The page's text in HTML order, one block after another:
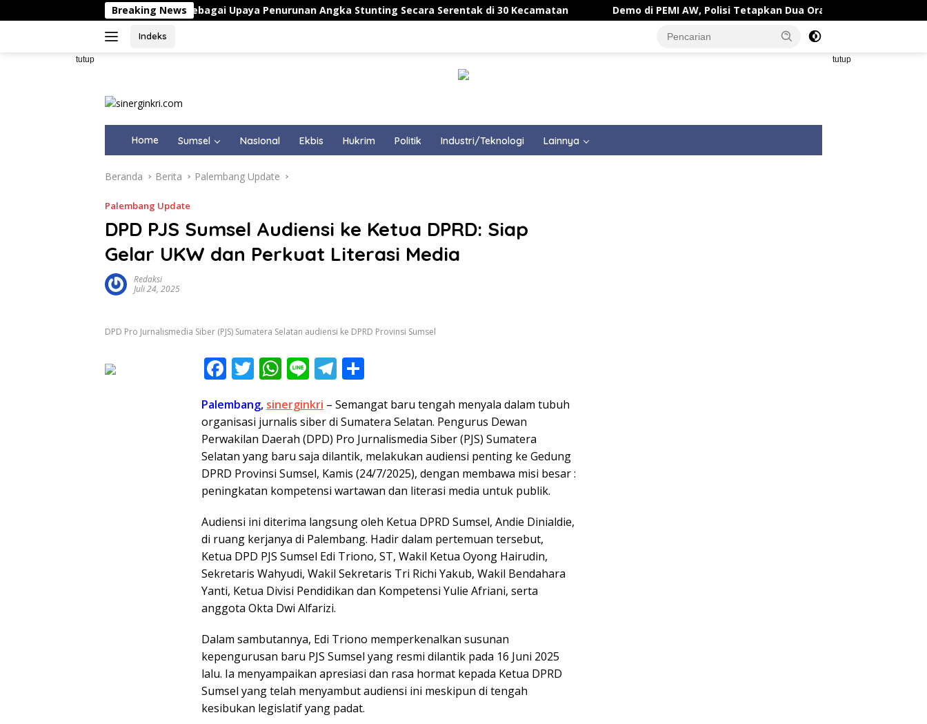
ke
Breaking News
Vitamin dan Kalsium Sebagai Upaya Penurunan Angka Stunting Secara Serentak di 30 Kecamatan Demo di PEMI AW, Polisi Tetapkan Dua Orang Tersangka
Indeks
tutup tutup
Home Sumsel NasIonal Ekbis Hukrim Politik Industri/Teknologi Lainnya
Beranda Berita Palembang Update
Palembang Update
DPD PJS Sumsel Audiensi ke Ketua DPRD: Siap
Gelar UKW dan Perkuat Literasi Media
Redaksi
Juli 24, 2025
DPD Pro Jurnalismedia Siber (PJS) Sumatera Selatan audiensi ke DPRD Provinsi Sumsel
F
e
b
o
o
k
T
itt
er
W
at
s
A
p
p
Li
e
T
e
gr
a
m
ar
e
Palembang, sinerginkri – Semangat baru tengah menyala dalam tubuh
organisasi jurnalis siber di Sumatera Selatan. Pengurus Dewan
Perwakilan Daerah (DPD) Pro Jurnalismedia Siber (PJS) Sumatera
Selatan yang baru saja dilantik, melakukan audiensi penting ke Gedung
DPRD Provinsi Sumsel, Kamis (24/7/2025), dengan membawa misi besar :
peningkatan kompetensi wartawan dan literasi media untuk publik.
Audiensi ini diterima langsung oleh Ketua DPRD Sumsel, Andie Dinialdie,
di ruang kerjanya di Palembang. Hadir dalam pertemuan tersebut,
Ketua DPD PJS Sumsel Edi Triono, ST, Wakil Ketua Oyong Hairudin,
Sekretaris Wahyudi, Wakil Sekretaris Tri Richi Yakub, Wakil Bendahara
Yanti, Ketua Divisi Pendidikan dan Kompetensi Yulie Afriani, serta
anggota Okta Dwi Alfarizi.
Dalam sambutannya, Edi Triono memperkenalkan susunan
kepengurusan baru PJS Sumsel yang resmi dilantik pada 16 Juni 2025
lalu. Ia menyampaikan apresiasi dan rasa hormat kepada Ketua DPRD
Sumsel yang telah menyambut audiensi ini meskipun di tengah
kesibukan legislatif yang padat.